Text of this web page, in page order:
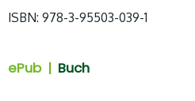
ISBN: 978-3-95503-039-1
ePub | Buch